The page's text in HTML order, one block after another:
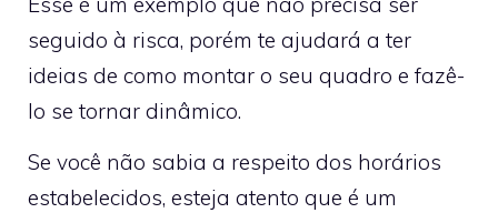
seguido à risca, porém te ajudará a ter
ideias de como montar o seu quadro e fazê-
lo se tornar dinâmico.
Se você não sabia a respeito dos horários
estabelecidos, esteja atento que é um